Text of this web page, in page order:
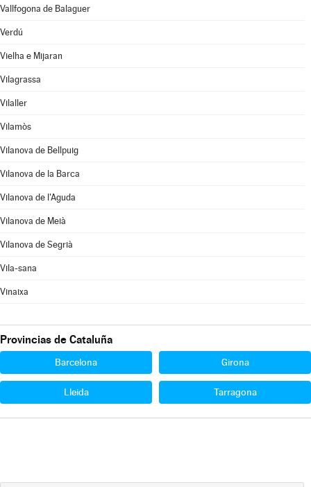
Vallfogona de Balaguer
Verdú
Vielha e Mijaran
Vilagrassa
Vilaller
Vilamòs
Vilanova de Bellpuig
Vilanova de la Barca
Vilanova de l'Aguda
Vilanova de Meià
Vilanova de Segrià
Vila-sana
Vinaixa
Provincias de Cataluña
Barcelona Girona
Lleida Tarragona